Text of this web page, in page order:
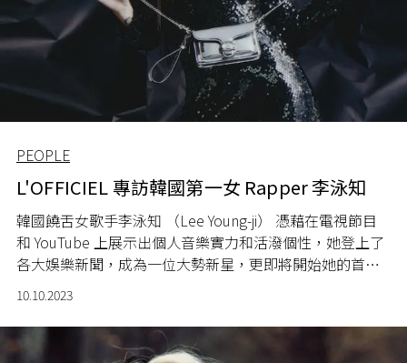
PEOPLE
L'OFFICIEL 專訪韓國第一女 Rapper 李泳知
韓國饒舌女歌手李泳知 （Lee Young-ji） 憑藉在電視節目
和 YouTube 上展示出個人音樂實力和活潑個性，她登上了
各大娛樂新聞，成為一位大勢新星，更即將開始她的首次
亞洲巡演。
10.10.2023